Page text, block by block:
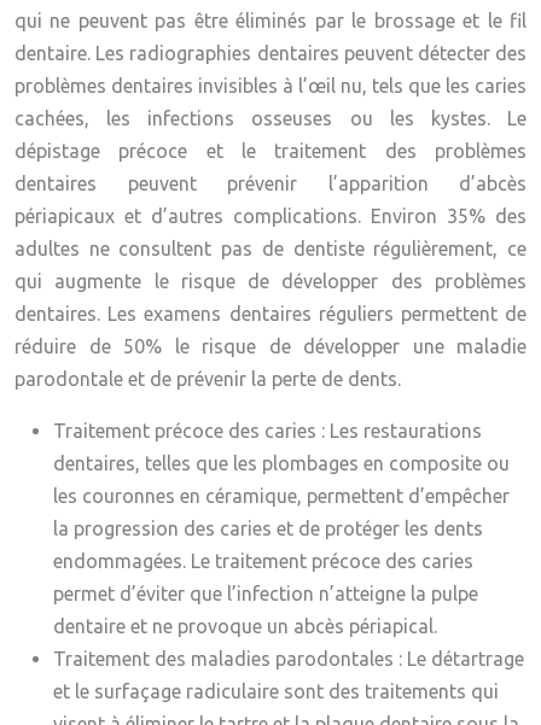
qui ne peuvent pas être éliminés par le brossage et le fil
dentaire. Les radiographies dentaires peuvent détecter des
problèmes dentaires invisibles à l’œil nu, tels que les caries
cachées, les infections osseuses ou les kystes. Le
dépistage précoce et le traitement des problèmes
dentaires peuvent prévenir l’apparition d’abcès
périapicaux et d’autres complications. Environ 35% des
adultes ne consultent pas de dentiste régulièrement, ce
qui augmente le risque de développer des problèmes
dentaires. Les examens dentaires réguliers permettent de
réduire de 50% le risque de développer une maladie
parodontale et de prévenir la perte de dents.
Traitement précoce des caries : Les restaurations
dentaires, telles que les plombages en composite ou
les couronnes en céramique, permettent d’empêcher
la progression des caries et de protéger les dents
endommagées. Le traitement précoce des caries
permet d’éviter que l’infection n’atteigne la pulpe
dentaire et ne provoque un abcès périapical.
Traitement des maladies parodontales : Le détartrage
et le surfaçage radiculaire sont des traitements qui